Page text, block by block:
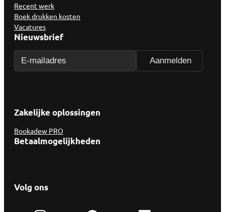
Recent werk
Boek drukken kosten
Vacatures
Nieuwsbrief
Zakelijke oplossingen
Bookadew PRO
Betaalmogelijkheden
Volg ons